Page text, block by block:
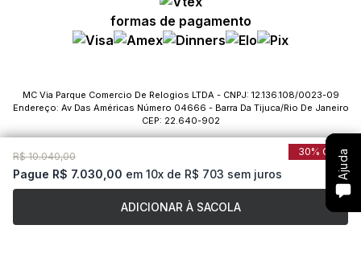
R$ 10.040,00
Pague R$ 7.030,00 em 10x de R$ 703 sem juros
30% Off
ADICIONAR À SACOLA
Consulte seu pedido
Solicite troca ou devolução
Fale com o SAC
Ajuda
Consulte seu pedido
Solicite troca ou devolução
Fale com o SAC
Ajuda
formas de pagamento
MC Via Parque Comercio De Relogios LTDA - CNPJ: 12.136.108/0023-09
Endereço: Av Das Américas Número 04666 - Barra Da Tijuca/Rio De Janeiro
CEP: 22.640-902
Consulte seu pedido
Solicite troca ou devolução
Fale com o SAC
Ajuda